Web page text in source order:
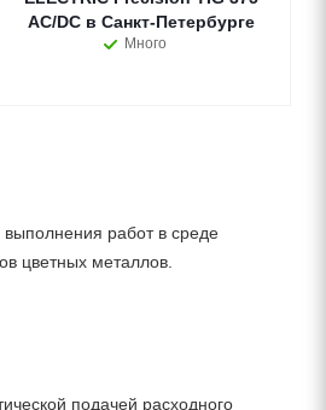
AC/DC в Санкт-Петербурге
Много
работ в среде
цветных металлов.
подачей расходного